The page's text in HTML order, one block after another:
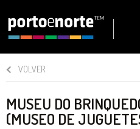
VOLVER
MUSEU DO
(MUSEO DE